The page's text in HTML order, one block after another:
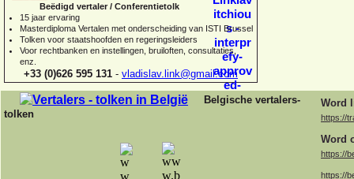
Beëdigd vertaler / Conferentietolk
15 jaar ervaring
Masterdiploma Vertalen met onderscheiding van ISTI Brussel
Tolken voor staatshoofden en regeringsleiders
Voor rechtbanken en instellingen, bruiloften, consultaties,
enz.
+33 (0)626 595 131 - vladislav.link@gmail.com
Belgische vertalers-
tolken
Word
https://
Word
https://
https://